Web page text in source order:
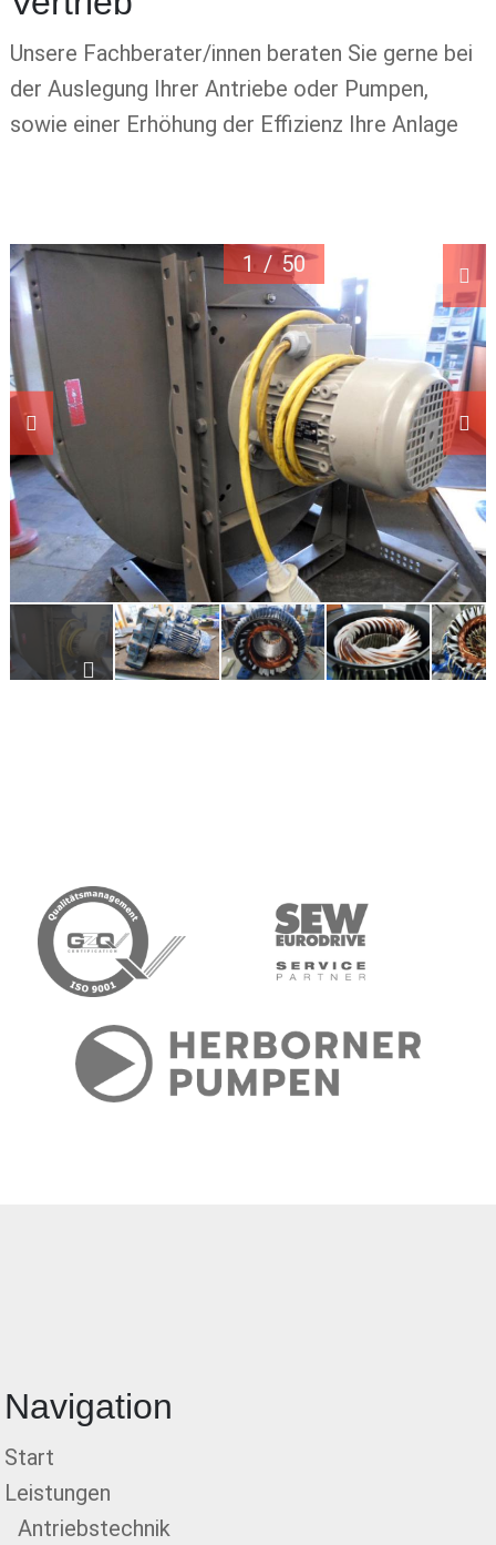
Unsere Fachberater/innen beraten Sie gerne bei
der Auslegung Ihrer Antriebe oder Pumpen,
sowie einer Erhöhung der Effizienz Ihre Anlage
1 / 50
Navigation
Start
Leistungen
Antriebstechnik